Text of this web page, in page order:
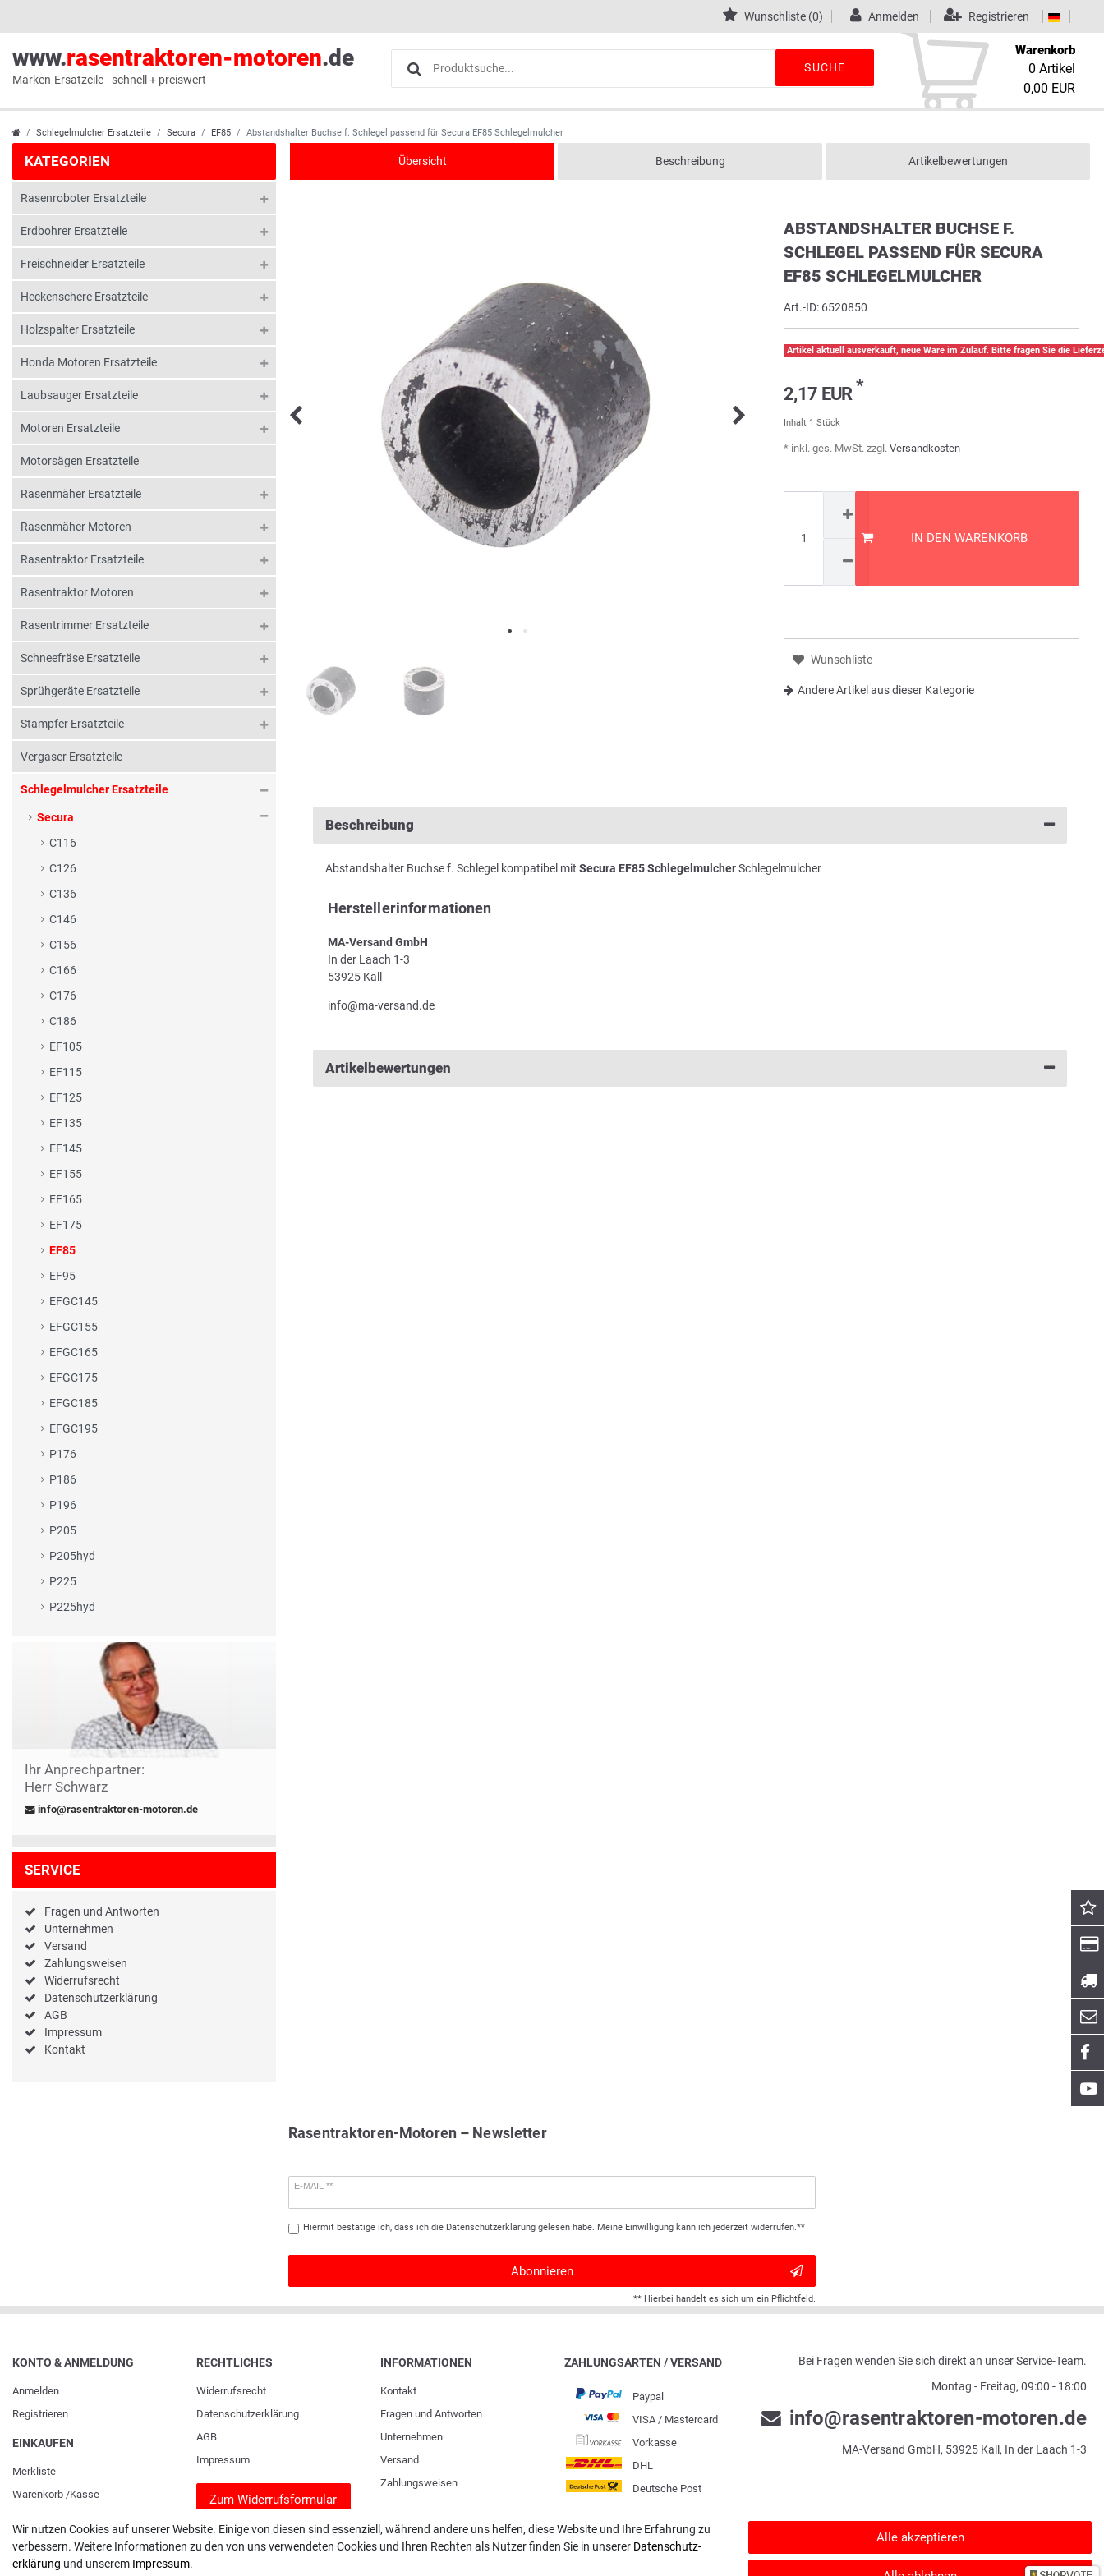
Wunschliste (0) Anmelden Registrieren
www.rasentraktoren-motoren.de
Marken-Ersatzeile - schnell + preiswert
SUCHE
Warenkorb
0 Artikel
0,00 EUR
Schlegelmulcher Ersatzteile Secura EF85 Abstandshalter Buchse f. Schlegel passend für Secura EF85 Schlegelmulcher
KATEGORIEN
Rasenroboter Ersatzteile
Erdbohrer Ersatzteile
Freischneider Ersatzteile
Heckenschere Ersatzteile
Holzspalter Ersatzteile
Honda Motoren Ersatzteile
Laubsauger Ersatzteile
Motoren Ersatzteile
Motorsägen Ersatzteile
Rasenmäher Ersatzteile
Rasenmäher Motoren
Rasentraktor Ersatzteile
Rasentraktor Motoren
Rasentrimmer Ersatzteile
Schneefräse Ersatzteile
Sprühgeräte Ersatzteile
Stampfer Ersatzteile
Vergaser Ersatzteile
Schlegelmulcher Ersatzteile
Secura
C116
C126
C136
C146
C156
C166
C176
C186
EF105
EF115
EF125
EF135
EF145
EF155
EF165
EF175
EF85
EF95
EFGC145
EFGC155
EFGC165
EFGC175
EFGC185
EFGC195
P176
P186
P196
P205
P205hyd
P225
P225hyd
Ihr Anprechpartner:
Herr Schwarz
info@rasentraktoren-motoren.de
SERVICE
Fragen und Antworten
Unternehmen
Versand
Zahlungsweisen
Widerrufsrecht
Datenschutzerklärung
AGB
Impressum
Kontakt
Übersicht Beschreibung Artikelbewertungen
ABSTANDSHALTER BUCHSE F.
SCHLEGEL PASSEND FÜR SECURA
EF85 SCHLEGELMULCHER
Art.-ID: 6520850
Artikel aktuell ausverkauft, neue Ware im Zulauf. Bitte fragen Sie die
2,17 EUR *
Inhalt 1 Stück
* inkl. ges. MwSt. zzgl. Versandkosten
IN DEN WARENKORB
Wunschliste
Andere Artikel aus dieser Kategorie
Beschreibung
Abstandshalter Buchse f. Schlegel kompatibel mit Secura EF85 SchlegelmulcherSchlegelmulcher
Herstellerinformationen
MA-Versand GmbH
In der Laach 1-3
53925 Kall
info@ma-versand.de
Artikelbewertungen
Rasentraktoren-Motoren – Newsletter
E-MAIL **
Hiermit bestätige ich, dass ich die Daten­schutz­erklärunggelesen habe. Meine Einwilligung kann ich jederzeit widerrufen.**
Abonnieren
** Hierbei handelt es sich um ein Pflichtfeld.
KONTO & ANMELDUNG
Anmelden
Registrieren
EINKAUFEN
Merkliste
Warenkorb /Kasse
RECHTLICHES
Widerrufs­recht
Daten­schutz­erklärung
AGB
Impressum
Zum Widerrufsformular
INFORMATIONEN
Kontakt
Fragen und Antworten
Unternehmen
Versand
Zahlungsweisen
ZAHLUNGSARTEN / VERSAND
Paypal
VISA / Mastercard
Vorkasse
DHL
Deutsche Post
Bei Fragen wenden Sie sich direkt an unser Service-Team.
Montag - Freitag, 09:00 - 18:00
info@rasentraktoren-motoren.de
MA-Versand GmbH, 53925 Kall, In der Laach 1-3
Unser Unternehmen sammelt über den unabhängigen Dienstleister SHOPVOTE Bewertungen. SHOPVOTE setzt automatische und manuelle Maßnahmen ein, um Bewertungen zu verifizieren.
Informationen zur Echtheit von Kundenbewertungen auf SHOPVOTE
Wir nutzen Cookies auf unserer Website. Einige von diesen sind essenziell, während andere uns helfen, diese Website und Ihre Erfahrung zu
verbessern. Weitere Informationen zu den von uns verwendeten Cookies und Ihren Rechten als Nutzer finden Sie in unserer Daten­schutz­
erklärung und unserem Impressum.
Alle akzeptieren